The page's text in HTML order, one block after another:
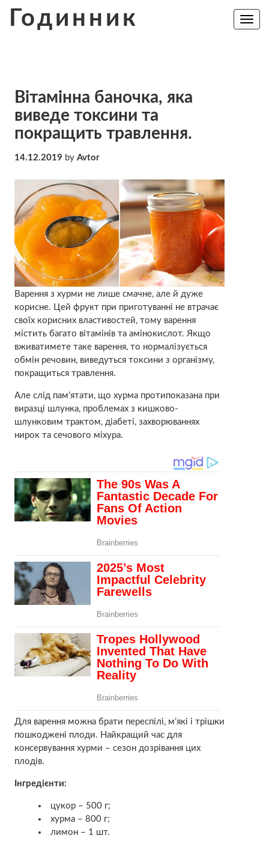
Годинник
Toggle
Вітамінна баночка, яка
виведе токсини та
покращить травлення.
14.12.2019 by Avtor
Варення з хурми не лише смачне, але й дуже
корисне. Цей фрукт при приготуванні не втрачає
своїх корисних властивостей, тому варення
містить багато вітамінів та амінокислот. Якщо
вживатимете таке варення, то нормалізується
обмін речовин, виведуться токсини з організму,
покращиться травлення.
Але слід пам’ятати, що хурма протипоказана при
виразці шлунка, проблемах з кишково-
шлунковим трактом, діабеті, захворюваннях
нирок та сечового міхура.
Для варення можна брати переспілі, м’які і трішки
пошкоджені плоди. Найкращий час для
консервування хурми – сезон дозрівання цих
плодів.
Інгредієнти:
цукор – 500 г;
хурма – 800 г;
лимон – 1 шт.